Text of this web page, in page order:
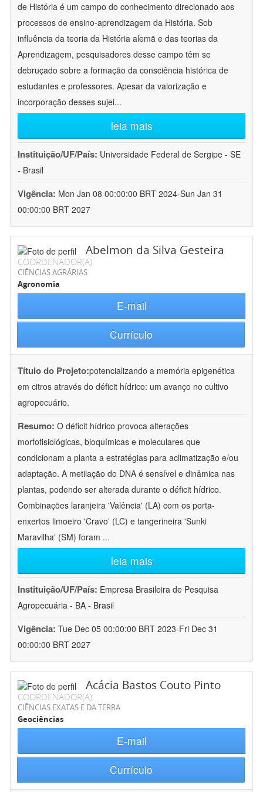
de História é um campo do conhecimento direcionado aos
processos de ensino-aprendizagem da História. Sob
influência da teoria da História alemã e das teorias da
Aprendizagem, pesquisadores desse campo têm se
debruçado sobre a formação da consciência histórica de
estudantes e professores. Apesar da valorização e
incorporação desses sujei...
leia mais
Instituição/UF/País: Universidade Federal de Sergipe - SE
- Brasil
Vigência: Mon Jan 08 00:00:00 BRT 2024-Sun Jan 31
00:00:00 BRT 2027
Abelmon da Silva Gesteira
COORDENADOR(A)
CIÊNCIAS AGRÁRIAS
Agronomia
E-mail
Currículo
Título do Projeto:potencializando a memória epigenética
em citros através do déficit hídrico: um avanço no cultivo
agropecuário.
Resumo: O déficit hídrico provoca alterações
morfofisiológicas, bioquímicas e moleculares que
condicionam a planta a estratégias para aclimatização e/ou
adaptação. A metilação do DNA é sensível e dinâmica nas
plantas, podendo ser alterada durante o déficit hídrico.
Combinações laranjeira 'Valência' (LA) com os porta-
enxertos limoeiro 'Cravo' (LC) e tangerineira 'Sunki
Maravilha' (SM) foram ...
leia mais
Instituição/UF/País: Empresa Brasileira de Pesquisa
Agropecuária - BA - Brasil
Vigência: Tue Dec 05 00:00:00 BRT 2023-Fri Dec 31
00:00:00 BRT 2027
Acácia Bastos Couto Pinto
COORDENADOR(A)
CIÊNCIAS EXATAS E DA TERRA
Geociências
E-mail
Currículo